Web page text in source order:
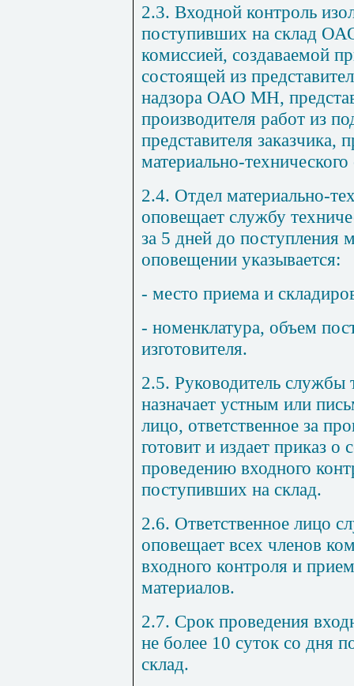
2.3. Входной контроль
поступивших на склад
комиссией, создаваемой
состоящей из
надзора ОАО МН,
производителя работ из
представителя заказчика,
материально-
2.4. Отдел материально-
оповещает службу
за 5 дней до поступления
оповещении указывается:
- место приема и
- номенклатура, объем
изготовителя.
2.5. Руководитель службы
назначает устным или
лицо, ответственное за
готовит и издает приказ о
проведению входного
поступивших на склад.
2.6. Ответственное лицо
оповещает всех членов
входного контроля и
материалов.
2.7. Срок проведения
не более 10 суток со дня
склад.